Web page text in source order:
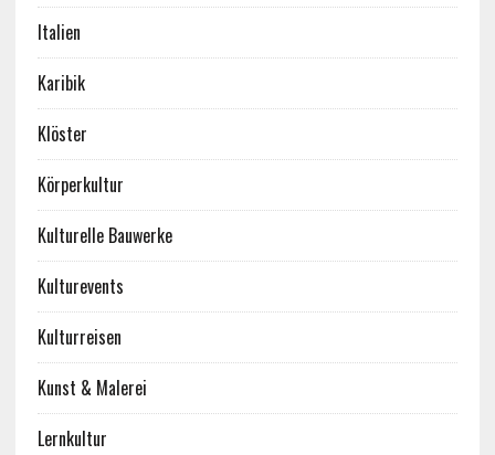
Italien
Karibik
Klöster
Körperkultur
Kulturelle Bauwerke
Kulturevents
Kulturreisen
Kunst & Malerei
Lernkultur